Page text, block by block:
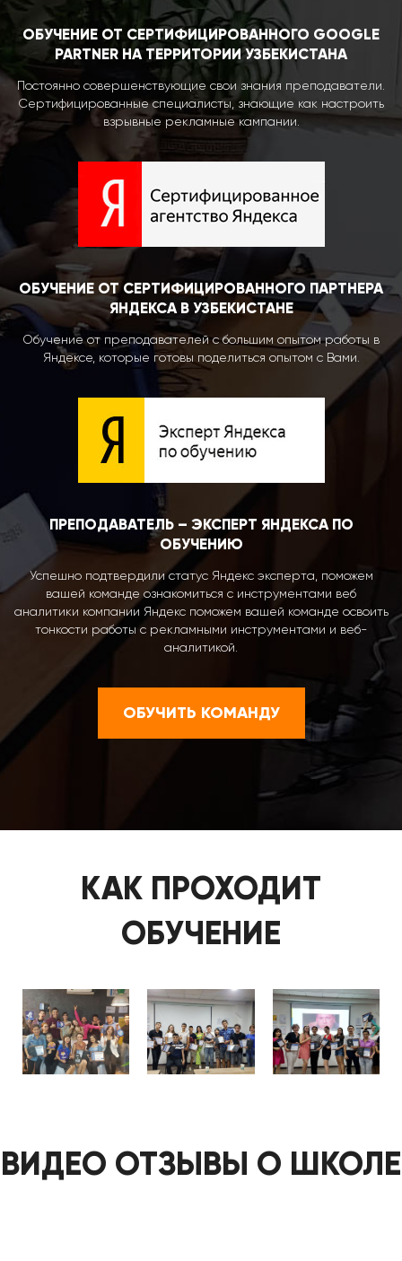
ОБУЧЕНИЕ ОТ СЕРТИФИЦИРОВАННОГО GOOGLE
PARTNER НА ТЕРРИТОРИИ УЗБЕКИСТАНА
Постоянно совершенствующие свои знания преподаватели.
Сертифицированные специалисты, знающие как настроить
взрывные рекламные кампании.
ОБУЧЕНИЕ ОТ СЕРТИФИЦИРОВАННОГО ПАРТНЕРА
ЯНДЕКСА В УЗБЕКИСТАНЕ
Обучение от преподавателей с большим опытом работы в
Яндексе, которые готовы поделиться опытом с Вами.
ПРЕПОДАВАТЕЛЬ – ЭКСПЕРТ ЯНДЕКСА ПО
ОБУЧЕНИЮ
Успешно подтвердили статус Яндекс эксперта, поможем
вашей команде ознакомиться с инструментами веб
аналитики компании Яндекс поможем вашей команде освоить
тонкости работы с рекламными инструментами и веб-
аналитикой.
ОБУЧИТЬ КОМАНДУ
КАК ПРОХОДИТ
ОБУЧЕНИЕ
ВИДЕО ОТЗЫВЫ О ШКОЛЕ